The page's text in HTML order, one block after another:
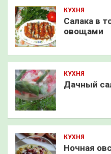
КУХНЯ
Салака в
овощами
КУХНЯ
Дачный
КУХНЯ
Ночная